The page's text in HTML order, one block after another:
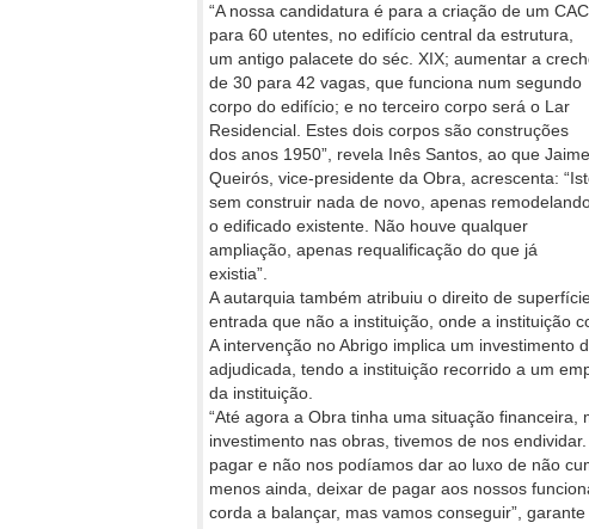
“A nossa candidatura é para a criação de um
para 60 utentes, no edifício central da estrutura,
um antigo palacete do séc. XIX; aumentar a
de 30 para 42 vagas, que funciona num segundo
corpo do edifício; e no terceiro corpo será o Lar
Residencial. Estes dois corpos são construções
dos anos 1950”, revela Inês Santos, ao que Jaime
Queirós, vice-presidente da Obra, acrescenta:
sem construir nada de novo, apenas
o edificado existente. Não houve qualquer
ampliação, apenas requalificação do que já
existia”.
A autarquia também atribuiu o direito de
entrada que não a instituição, onde a instituição
A intervenção no Abrigo implica um investimento
adjudicada, tendo a instituição recorrido a um
da instituição.
“Até agora a Obra tinha uma situação
investimento nas obras, tivemos de nos
pagar e não nos podíamos dar ao luxo de não
menos ainda, deixar de pagar aos nossos
corda a balançar, mas vamos conseguir”, garante